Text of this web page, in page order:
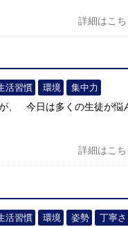
詳細はこち
活習慣 環境 集中力
、 今日は多くの生徒が悩
詳細はこち
活習慣 環境 姿勢 丁寧さ